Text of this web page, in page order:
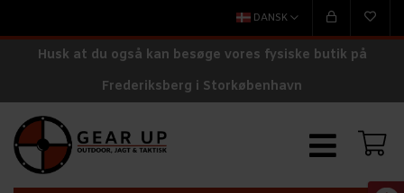
DANSK
Husk at du også kan besøge vores fysiske butik på
Frederiksberg i Storkøbenhavn